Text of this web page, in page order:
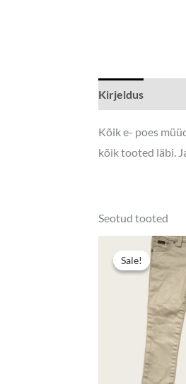
Kirjeldus
Kõik e- poes
kõik tooted läbi.
Seotud tooted
Sale!
Sale!